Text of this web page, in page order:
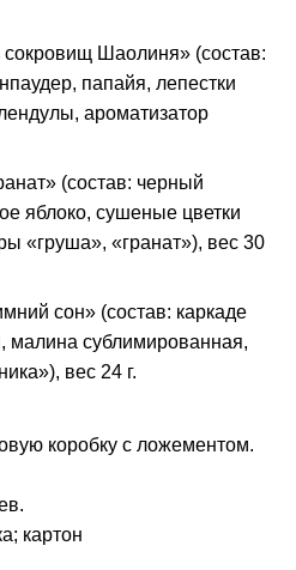
Шаолиня» (состав:
папайя, лепестки
ароматизатор
(состав: черный
яблоко, сушеные цветки
«груша», «гранат»), вес 30
сон» (состав: каркаде
малина сублимированная,
вес 24 г.
коробку с ложементом.
картон